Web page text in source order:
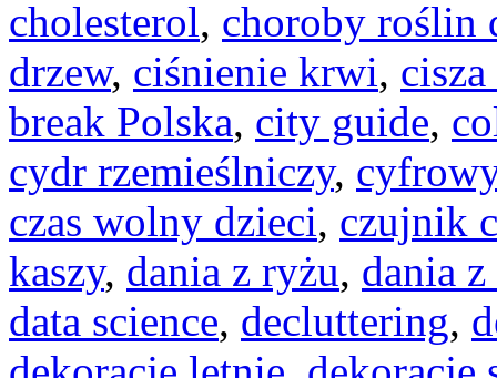
cholesterol, choroby roślin
drzew, ciśnienie krwi,
break Polska, city guide,
cydr rzemieślniczy,
czas wolny dzieci, czujnik
kaszy, dania z ryżu, dania
data science, decluttering,